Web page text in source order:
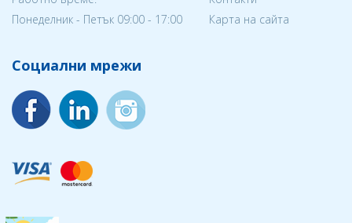
Понеделник - Петък 09:00 - 17:00
Карта на сайта
Социални мрежи